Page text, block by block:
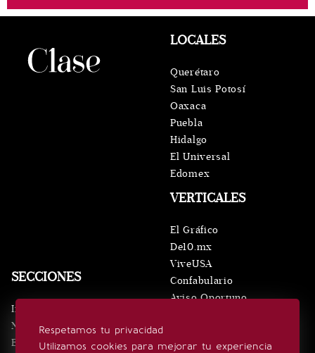
Respetamos tu privacidad
Utilizamos cookies para mejorar tu experiencia
SECCIONES
Inicio
Noticias
Eventos
VERTICALES
El Gráfico
De10.mx
ViveUSA
Confabulario
Aviso Oportuno
LOCALES
Querétaro
San Luis Potosí
Oaxaca
Puebla
Hidalgo
El Universal
Edomex